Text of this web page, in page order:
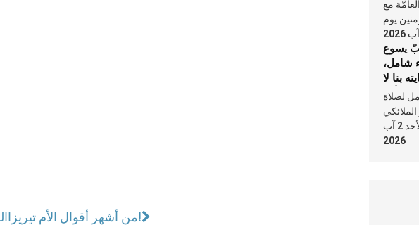
من أشهر أقوال الأم تيريزا!
الكنيسة
مع
يوم
يسوع
شامل،
بنا لا
عنّا أبدًا
لصلاة
الملائكي
يوم الأحد 2 آب
2026